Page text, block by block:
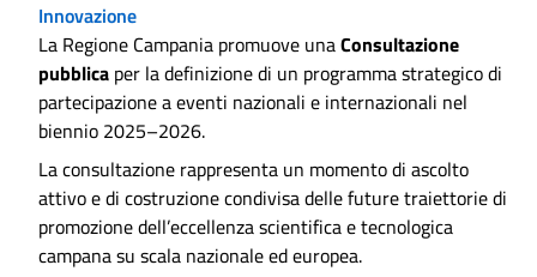
Innovazione
La Regione Campania promuove unaConsultazione
pubblica per la definizione di un programma strategico di
partecipazione a eventi nazionali e internazionali nel
biennio 2025–2026.
La consultazione rappresenta un momento di ascolto
attivo e di costruzione condivisa delle future traiettorie di
promozione dell’eccellenza scientifica e tecnologica
campana su scala nazionale ed europea.